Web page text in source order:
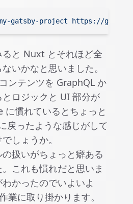
gatsby-project https://
と Nuxt とそれほど全
いかなと思いました。
ンテンツを GraphQL か
ロジックと UI 部分が
に慣れているとちょっと
戻ったような感じがして
しょうか。
扱いがちょっと癖ある
これも慣れだと思いま
かったのでいよいよ
業に取り掛かります。